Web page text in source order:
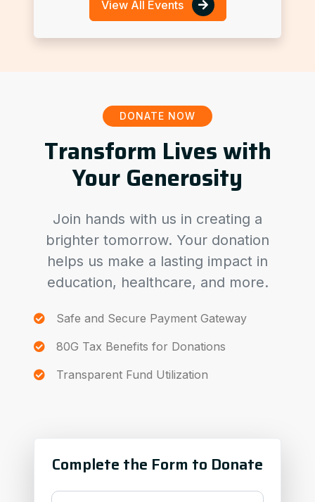
View All Events
DONATE NOW
Transform Lives with
Your Generosity
Join hands with us in creating a
brighter tomorrow. Your donation
helps us make a lasting impact in
education, healthcare, and more.
Safe and Secure Payment Gateway
80G Tax Benefits for Donations
Transparent Fund Utilization
Complete the Form to Donate